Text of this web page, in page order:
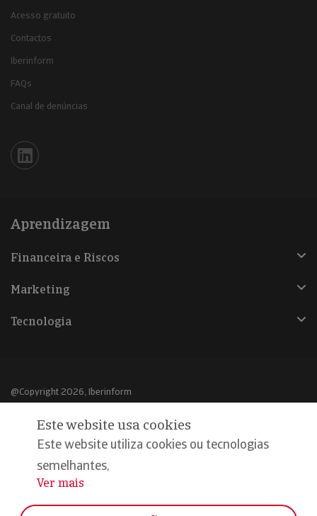
Acesso gratuito
Contactos
Iberinform
FAQs
Canal de denúncias
Iberinform en Linkedin
Aprendizagem
Financeira e Riscos
Marketing
Tecnologia
@Copyright 2026, Iberinform
Aviso legal
Política de cookies
Declaração de privacidade
Este website usa cookies
Este website utiliza cookies ou tecnologias
semelhantes,
...
Ver mais